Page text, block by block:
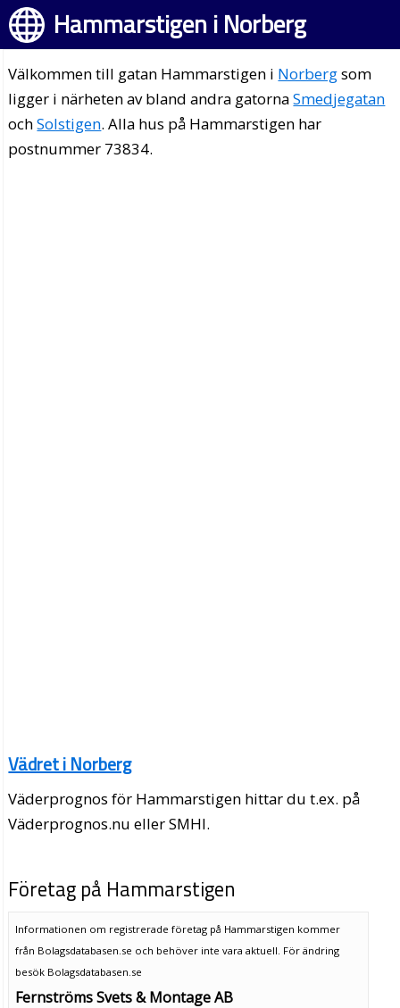
Hammarstigen i Norberg
Välkommen till gatan Hammarstigen i Norbergsom
ligger i närheten av bland andra gatornaSmedjegatan
ochSolstigen. Alla hus på Hammarstigen har
postnummer 73834.
Vädret i Norberg
Väderprognos för Hammarstigen hittar du t.ex. på
Väderprognos.nu eller SMHI.
Företag på Hammarstigen
Informationen om registrerade företag på Hammarstigen kommer
från Bolagsdatabasen.se och behöver inte vara aktuell. För ändring
besök Bolagsdatabasen.se
Fernströms Svets & Montage AB